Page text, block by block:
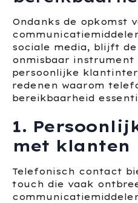
Ondanks de opkomst
sociale media, blijft
onmisbaar
persoonlijke
redenen waarom
bereikbaarheid
1.
met klanten
Telefonisch contact
touch die vaak